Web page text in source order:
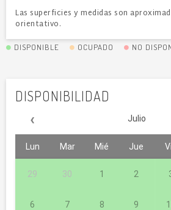
Las superficies y medidas son
orientativo.
DISPONIBLE OCUPADO NO
DISPONIBILIDAD
‹ Julio
Lun Mar Mié Jue
29 30 1 2
6 7 8 9